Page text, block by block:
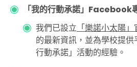
「我的行動承諾」Facebook
我們已設立 「樂諾小太陽
的最新資訊，並為學校提
行動承諾」活動的經驗。